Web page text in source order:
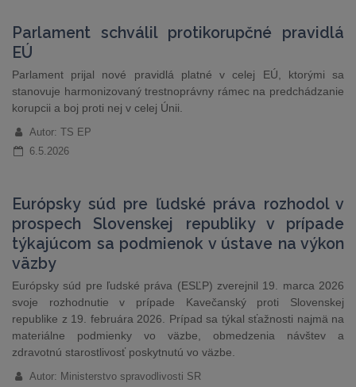
Parlament schválil protikorupčné pravidlá
EÚ
Parlament prijal nové pravidlá platné v celej EÚ, ktorými sa
stanovuje harmonizovaný trestnoprávny rámec na predchádzanie
korupcii a boj proti nej v celej Únii.
Autor: TS EP
6.5.2026
Európsky súd pre ľudské práva rozhodol v
prospech Slovenskej republiky v prípade
týkajúcom sa podmienok v ústave na výkon
väzby
Európsky súd pre ľudské práva (ESĽP) zverejnil 19. marca 2026
svoje rozhodnutie v prípade Kavečanský proti Slovenskej
republike z 19. februára 2026. Prípad sa týkal sťažnosti najmä na
materiálne podmienky vo väzbe, obmedzenia návštev a
zdravotnú starostlivosť poskytnutú vo väzbe.
Autor: Ministerstvo spravodlivosti SR